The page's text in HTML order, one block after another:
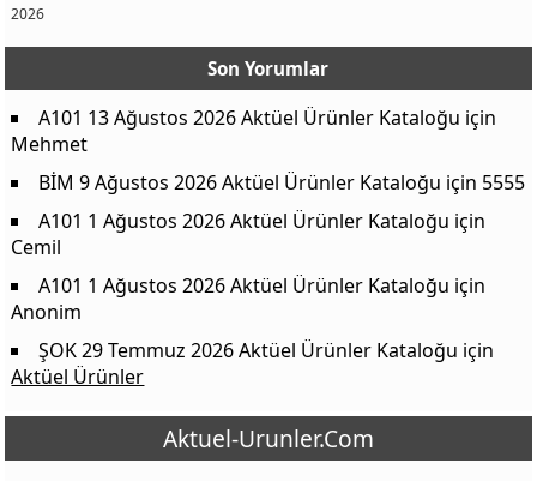
Pamuklu Desenli Halı 120x180 cm
Pamuklu Desenli Halı 80x150 cm
549 TL
Pamuklu Pike Kurulama Bezi 2'li
89,50 TL
Çocuk Süngerli Kaymaz Taban Dijital Halı
Kanz Erkek Çapraz Terlik
229 TL
Kanz Kadın Poli Çift Tokalı Terlik
Kanz Kadın Poli Tek Bantlı Gold Terlik
229 TL
Kanz Kadın Eva Terlik
Kanz Kadın Çift Bantlı Terlik
Goofy Çocuk Aksesuarlı Kapalı Sandalet
129 TL
2026
Son Yorumlar
A101 13 Ağustos 2026 Aktüel Ürünler Kataloğu için
Mehmet
BİM 9 Ağustos 2026 Aktüel Ürünler Kataloğu için 5555
A101 1 Ağustos 2026 Aktüel Ürünler Kataloğu için
Cemil
A101 1 Ağustos 2026 Aktüel Ürünler Kataloğu için
Anonim
ŞOK 29 Temmuz 2026 Aktüel Ürünler Kataloğu için
Aktüel Ürünler
Aktuel-Urunler.Com